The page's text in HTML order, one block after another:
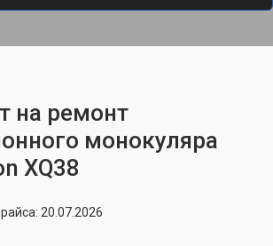
на ремонт
монокуляра
XQ38
20.07.2026